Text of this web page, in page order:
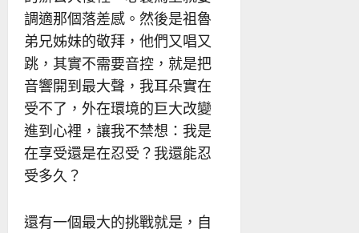
調適那個落差感。然後是祖魯
弟兄姊妹的敬拜，他們又唱又
跳，其實不需要音控，就是把
音響開到最大聲，我耳朵實在
受不了，外在環境的巨大改變
進到心裡，讓我不禁想：我是
在享受還是在忍受？我還能忍
受多久？
還有一個最大的挑戰就是，自